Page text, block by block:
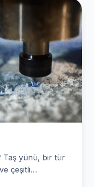
Taş yünü, bir tür
çeşitli…